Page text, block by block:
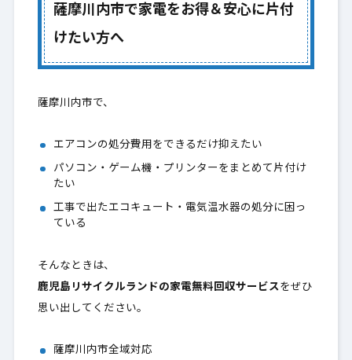
薩摩川内市で家電をお得＆安心に片付
けたい方へ
薩摩川内市で、
エアコンの処分費用をできるだけ抑えたい
パソコン・ゲーム機・プリンターをまとめて片付け
たい
工事で出たエコキュート・電気温水器の処分に困っ
ている
そんなときは、
鹿児島リサイクルランドの家電無料回収サービスをぜひ
思い出してください。
薩摩川内市全域対応